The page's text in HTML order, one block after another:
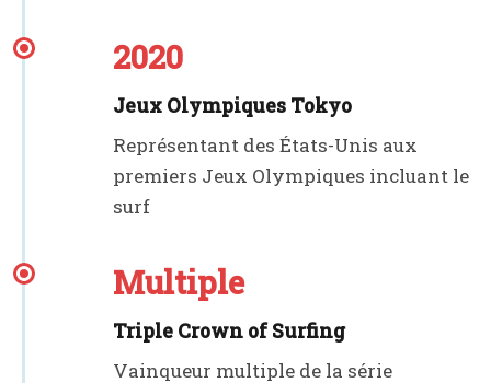
2020
Jeux Olympiques Tokyo
Représentant des États-Unis aux
premiers Jeux Olympiques incluant le
surf
Multiple
Triple Crown of Surfing
Vainqueur multiple de la série